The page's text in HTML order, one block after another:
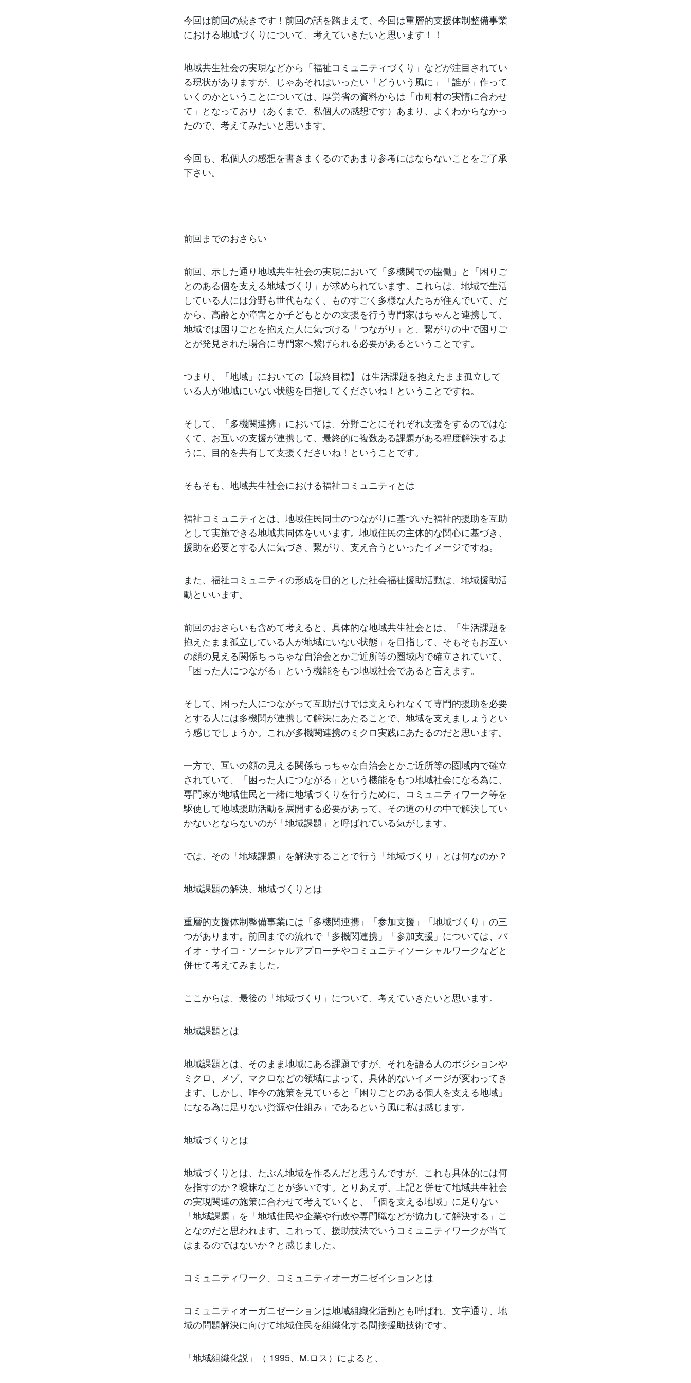
今回は前回の続きです！前回の話を踏まえて、今回は重層的支援体制整備事業
における地域づくりについて、考えていきたいと思います！！
地域共生社会の実現などから「福祉コミュニティづくり」などが注目されてい
る現状がありますが、じゃあそれはいったい「どういう風に」「誰が」作って
いくのかということについては、厚労省の資料からは「市町村の実情に合わせ
て」となっており（あくまで、私個人の感想です）あまり、よくわからなかっ
たので、考えてみたいと思います。
今回も、私個人の感想を書きまくるのであまり参考にはならないことをご了承
下さい。
前回までのおさらい
前回、示した通り地域共生社会の実現において「多機関での協働」と「困りご
とのある個を支える地域づくり」が求められています。これらは、地域で生活
している人には分野も世代もなく、ものすごく多様な人たちが住んでいて、だ
から、高齢とか障害とか子どもとかの支援を行う専門家はちゃんと連携して、
地域では困りごとを抱えた人に気づける「つながり」と、繋がりの中で困りご
とが発見された場合に専門家へ繋げられる必要があるということです。
つまり、「地域」においての【最終目標】 は生活課題を抱えたまま孤立して
いる人が地域にいない状態を目指してくださいね！ということですね。
そして、「多機関連携」においては、分野ごとにそれぞれ支援をするのではな
くて、お互いの支援が連携して、最終的に複数ある課題がある程度解決するよ
うに、目的を共有して支援くださいね！ということです。
そもそも、地域共生社会における福祉コミュニティとは
福祉コミュニティとは、地域住民同士のつながりに基づいた福祉的援助を互助
として実施できる地域共同体をいいます。地域住民の主体的な関心に基づき、
援助を必要とする人に気づき、繋がり、支え合うといったイメージですね。
また、福祉コミュニティの形成を目的とした社会福祉援助活動は、地域援助活
動といいます。
前回のおさらいも含めて考えると、具体的な地域共生社会とは、「生活課題を
抱えたまま孤立している人が地域にいない状態」を目指して、そもそもお互い
の顔の見える関係ちっちゃな自治会とかご近所等の圏域内で確立されていて、
「困った人につながる」という機能をもつ地域社会であると言えます。
そして、困った人につながって互助だけでは支えられなくて専門的援助を必要
とする人には多機関が連携して解決にあたることで、地域を支えましょうとい
う感じでしょうか。これが多機関連携のミクロ実践にあたるのだと思います。
一方で、互いの顔の見える関係ちっちゃな自治会とかご近所等の圏域内で確立
されていて、「困った人につながる」という機能をもつ地域社会になる為に、
専門家が地域住民と一緒に地域づくりを行うために、コミュニティワーク等を
駆使して地域援助活動を展開する必要があって、その道のりの中で解決してい
かないとならないのが「地域課題」と呼ばれている気がします。
では、その「地域課題」を解決することで行う「地域づくり」とは何なのか？
地域課題の解決、地域づくりとは
重層的支援体制整備事業には「多機関連携」「参加支援」「地域づくり」の三
つがあります。前回までの流れで「多機関連携」「参加支援」については、バ
イオ・サイコ・ソーシャルアプローチやコミュニティソーシャルワークなどと
併せて考えてみました。
ここからは、最後の「地域づくり」について、考えていきたいと思います。
地域課題とは
地域課題とは、そのまま地域にある課題ですが、それを語る人のポジションや
ミクロ、メゾ、マクロなどの領域によって、具体的ないイメージが変わってき
ます。しかし、昨今の施策を見ていると「困りごとのある個人を支える地域」
になる為に足りない資源や仕組み」であるという風に私は感じます。
地域づくりとは
地域づくりとは、たぶん地域を作るんだと思うんですが、これも具体的には何
を指すのか？曖昧なことが多いです。とりあえず、上記と併せて地域共生社会
の実現関連の施策に合わせて考えていくと、「個を支える地域」に足りない
「地域課題」を「地域住民や企業や行政や専門職などが協力して解決する」こ
となのだと思われます。これって、援助技法でいうコミュニティワークが当て
はまるのではないか？と感じました。
コミュニティワーク、コミュニティオーガニゼイションとは
コミュニティオーガニゼーションは地域組織化活動とも呼ばれ、文字通り、地
域の問題解決に向けて地域住民を組織化する間接援助技術です。
「地域組織化説」（ 1995、M.ロス）によると、